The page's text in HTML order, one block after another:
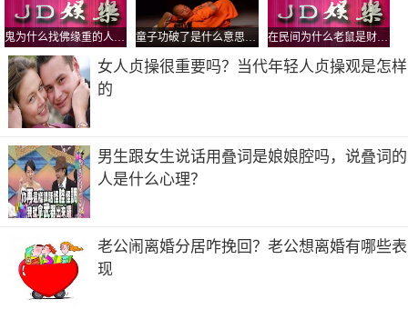
在民间为什么老鼠是财神招财，什么财神手里拿着老鼠？
女人贞操很重要吗？当代年轻人贞操观是怎样
的
男生跟女生说话用叠词是娘娘腔吗，说叠词的
人是什么心理？
老公闹离婚分居咋挽回？老公想离婚有哪些表
现